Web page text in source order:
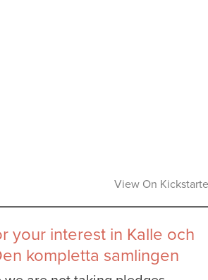
View On
your interest in Kalle och
kompletta samlingen